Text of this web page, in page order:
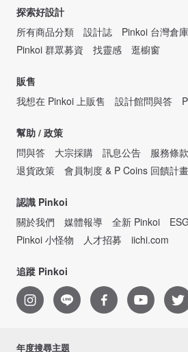
探索好設計
所有商品分類
設計誌 Pinkoi 台灣倉
Pinkoi 群眾募資
找靈感 逛櫥窗
販售
我想在 Pinkoi 上販售
設計館問與答
幫助 / 政策
問與答
大宗採購 訊息公告 服務條款
退貨政策
會員制度 & P Coins 回饋計畫
認識 Pinkoi
關於我們
媒體報導 全新 Pinkoi
Pinkoi 小怪物
人才招募 iichi.com
追蹤 Pinkoi
年度搜尋主題